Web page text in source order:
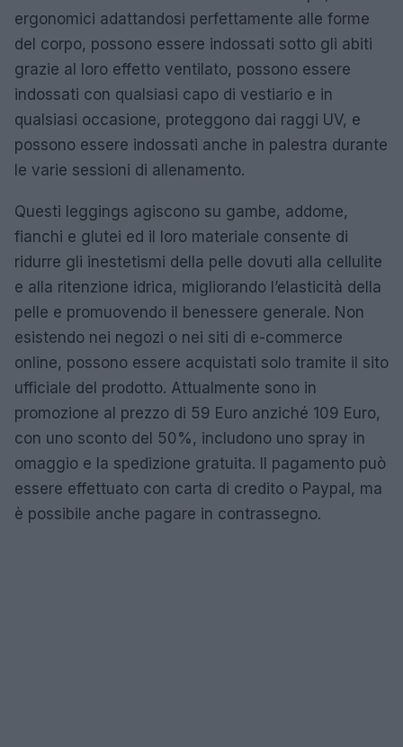
ergonomici adattandosi perfettamente alle forme
del corpo, possono essere indossati sotto gli abiti
grazie al loro effetto ventilato, possono essere
indossati con qualsiasi capo di vestiario e in
qualsiasi occasione, proteggono dai raggi UV, e
possono essere indossati anche in palestra durante
le varie sessioni di allenamento.
Questi leggings agiscono su gambe, addome,
fianchi e glutei ed il loro materiale consente di
ridurre gli inestetismi della pelle dovuti alla cellulite
e alla ritenzione idrica, migliorando l’elasticità della
pelle e promuovendo il benessere generale. Non
esistendo nei negozi o nei siti di e-commerce
online, possono essere acquistati solo tramite il sito
ufficiale del prodotto. Attualmente sono in
promozione al prezzo di 59 Euro anziché 109 Euro,
con uno sconto del 50%, includono uno spray in
omaggio e la spedizione gratuita. Il pagamento può
essere effettuato con carta di credito o Paypal, ma
è possibile anche pagare in contrassegno.